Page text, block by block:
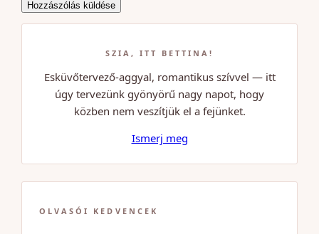
SZIA, ITT BETTINA!
Esküvőtervező-aggyal, romantikus szívvel — itt
úgy tervezünk gyönyörű nagy napot, hogy
közben nem veszítjük el a fejünket.
Ismerj meg
OLVASÓI KEDVENCEK